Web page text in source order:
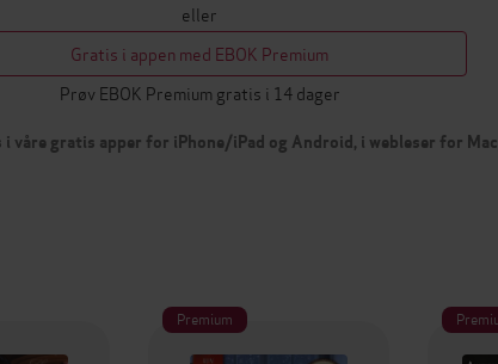
eller
Gratis i appen med EBOK Premium
Prøv EBOK Premium gratis i 14 dager
i våre gratis apper for iPhone/iPad og Android, i webleser for
Premium